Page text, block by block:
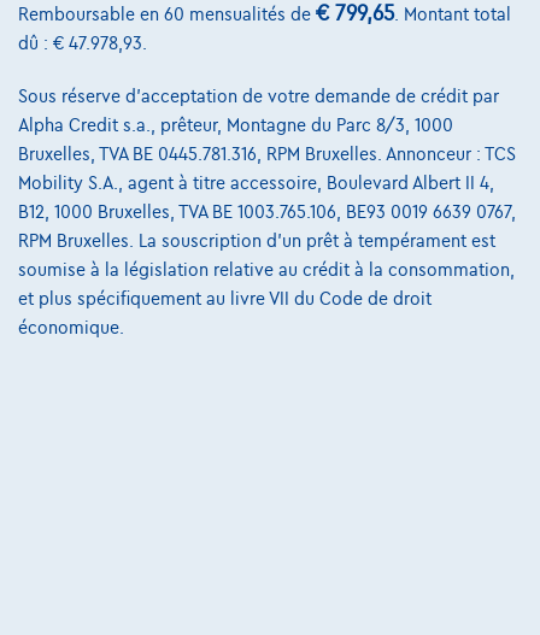
Renault Zoe 52 kWh R135 Iconic E.V.50
06/2024
23.281 km Electrique
Automatique
99 kW ( 135 CV )
€18.490 1 ✓TVA déductible
Dès€285,23/moiset une dernière mensualité de
€5.832,23
Remboursable en 60 mensualités de € 799,65. Montant total
dû : € 47.978,93.
Sous réserve d'acceptation de votre demande de crédit par
Alpha Credit s.a., prêteur, Montagne du Parc 8/3, 1000
Bruxelles, TVA BE 0445.781.316, RPM Bruxelles. Annonceur : TCS
Mobility S.A., agent à titre accessoire, Boulevard Albert II 4,
B12, 1000 Bruxelles, TVA BE 1003.765.106, BE93 0019 6639 0767,
RPM Bruxelles. La souscription d'un prêt à tempérament est
soumise à la législation relative au crédit à la consommation,
et plus spécifiquement au livre VII du Code de droit
économique.